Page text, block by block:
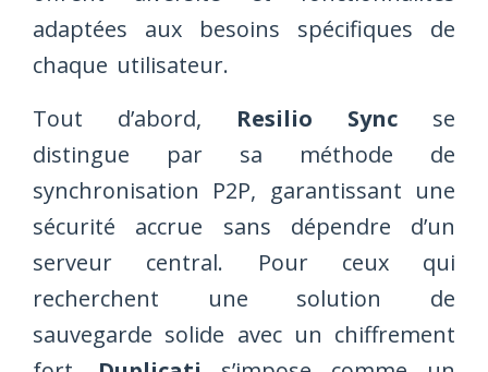
adaptées aux besoins spécifiques de
chaque utilisateur.
Tout d’abord, Resilio Sync se
distingue par sa méthode de
synchronisation P2P, garantissant une
sécurité accrue sans dépendre d’un
serveur central. Pour ceux qui
recherchent une solution de
sauvegarde solide avec un chiffrement